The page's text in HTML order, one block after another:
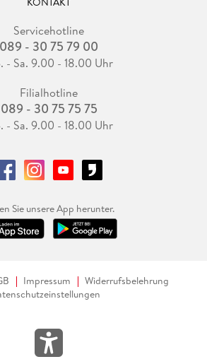
Servicehotline
089 - 30 75 79 00
- Sa. 9.00 - 18.00 Uhr
Filialhotline
089 - 30 75 75 75
- Sa. 9.00 - 18.00 Uhr
Sie unsere App herunter.
Impressum
Widerrufsbelehrung